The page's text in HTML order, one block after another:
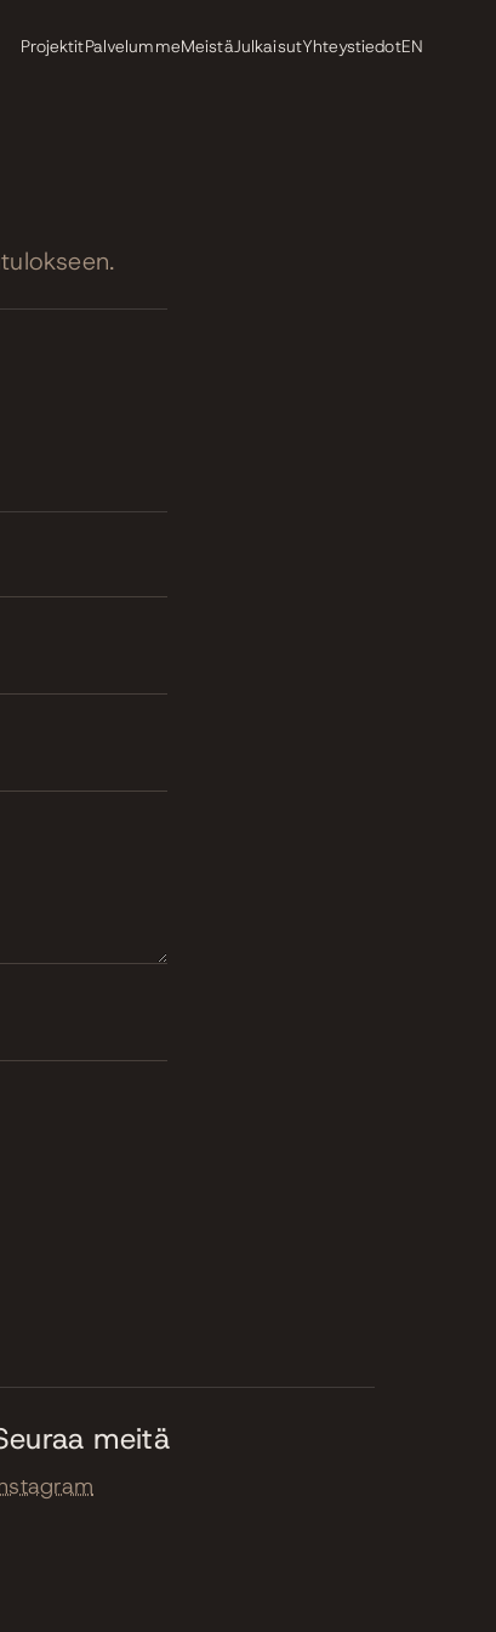
ProjektitPalvelummeMeistäJulkaisutYhteystiedotEN
meitä